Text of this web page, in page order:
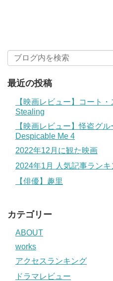
最近の投稿
【映画レビュー】コート
Stealing
【映画レビュー】怪盗グ
Despicable Me 4
2022年12月に観た映画
2024年1月 人気記事ランキ
【俳優】趣里
カテゴリー
ABOUT
works
アクセスランキング
ドラマレビュー